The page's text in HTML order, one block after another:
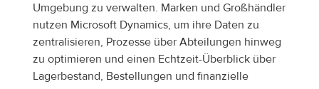
Umgebung zu verwalten. Marken und Großhändler
nutzen Microsoft Dynamics, um ihre Daten zu
zentralisieren, Prozesse über Abteilungen hinweg
zu optimieren und einen Echtzeit-Überblick über
Lagerbestand, Bestellungen und finanzielle